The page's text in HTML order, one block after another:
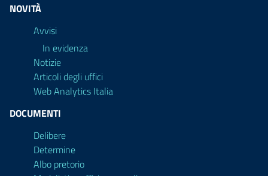
NOVITÀ
Avvisi
In evidenza
Notizie
Articoli degli uffici
Web Analytics Italia
DOCUMENTI
Delibere
Determine
Albo pretorio